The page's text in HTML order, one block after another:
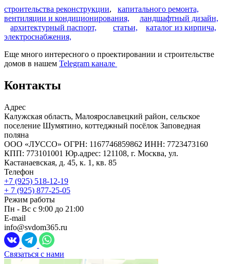
строительства реконструкции, капитального ремонта,
вентиляции и кондиционирования,
ландшафтный дизайн,
архитектурный паспорт,
статьи,
каталог из кирпича,
электроснабжения,
Еще много интересного о проектировании и строительстве
домов в нашем Telegram канале
Контакты
Адрес
Калужская область, Малоярославецкий район, сельское
поселение Шумятино, коттеджный посёлок Заповедная
поляна
ООО «ЛУССО» ОГРН: 1167746859862 ИНН: 7723473160
КПП: 773101001 Юр.адрес: 121108, г. Москва, ул.
Кастанаевская, д. 45, к. 1, кв. 85
Телефон
+7 (925) 518-12-19
+ 7 (925) 877-25-05
Режим работы
Пн - Вс с 9:00 до 21:00
E-mail
info@svdom365.ru
Связаться с нами